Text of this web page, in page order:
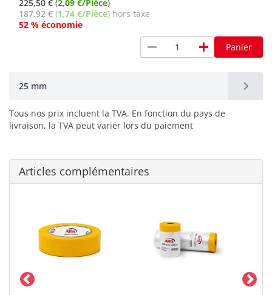
225,50 € (2,09 €/Pièce)
187,92 € (1,74 €/Pièce) hors taxe
52 % économie
remove add Panier
25 mm
Tous nos prix incluent la TVA. En fonction du pays de
livraison, la TVA peut varier lors du paiement
Articles complémentaires